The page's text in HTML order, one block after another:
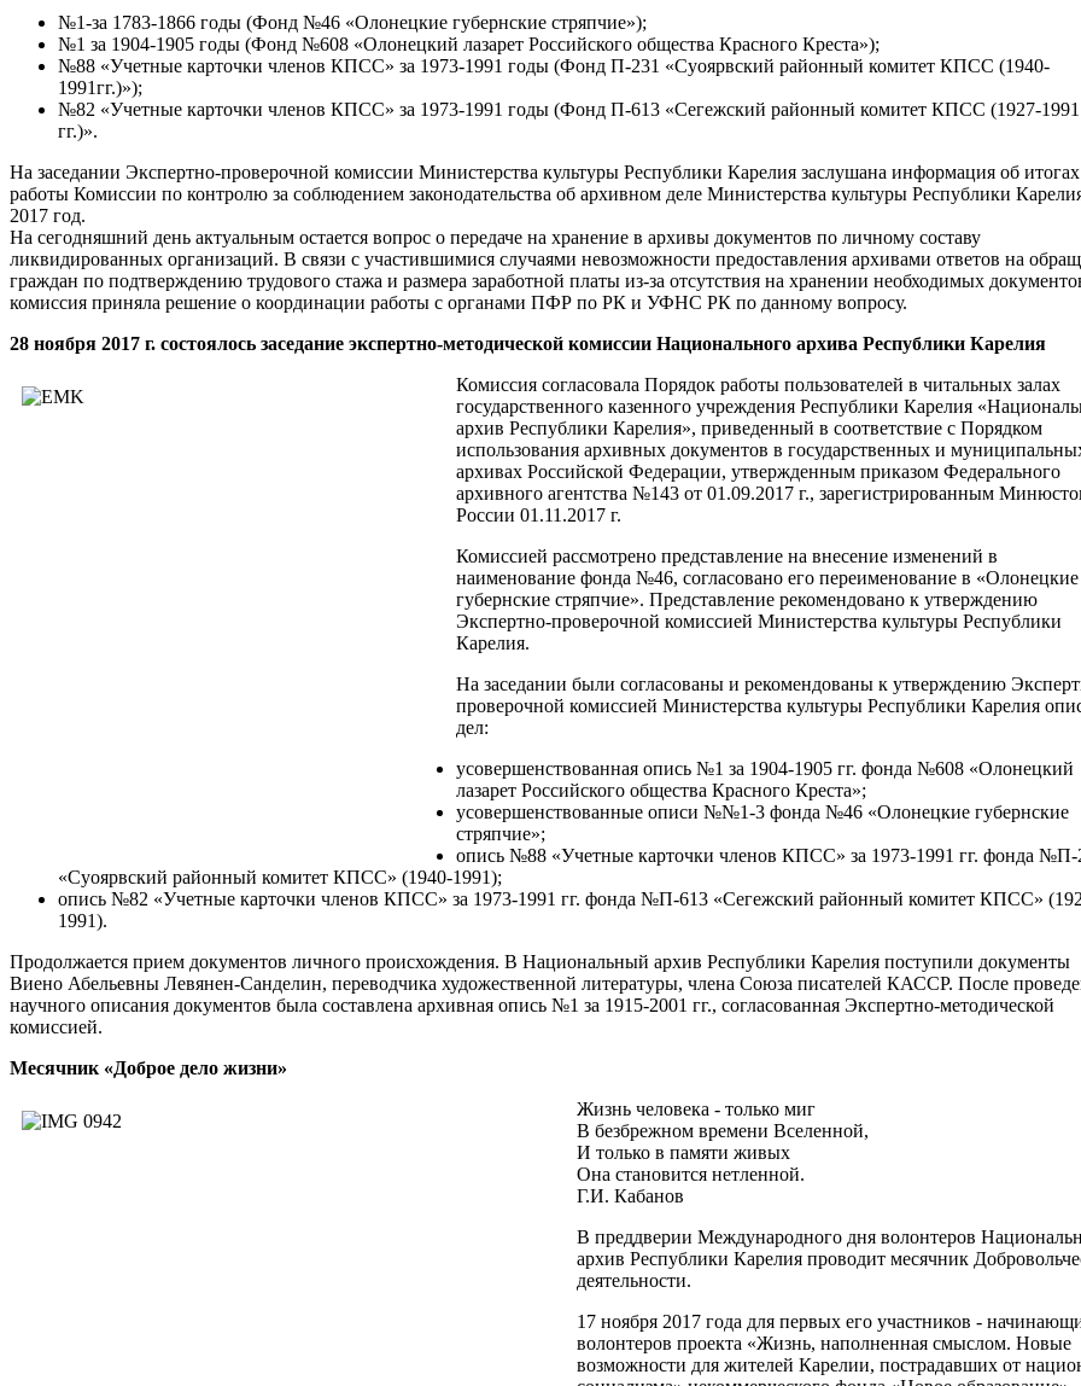
№1-за 1783-1866 годы (Фонд №46 «Олонецкие губернские стряпчие»);
№1 за 1904-1905 годы (Фонд №608 «Олонецкий лазарет Российского общества Красного Креста»);
№88 «Учетные карточки членов КПСС» за 1973-1991 годы (Фонд П-231 «Суоярвский районный комитет КПСС (1940-
1991гг.)»);
№82 «Учетные карточки членов КПСС» за 1973-1991 годы (Фонд П-613 «Сегежский районный комитет КПСС (1927-1991
гг.)».
На заседании Экспертно-проверочной комиссии Министерства культуры Республики Карелия заслушана информация об итогах
работы Комиссии по контролю за соблюдением законодательства об архивном деле Министерства культуры Республики
2017 год.
На сегодняшний день актуальным остается вопрос о передаче на хранение в архивы документов по личному составу
ликвидированных организаций. В связи с участившимися случаями невозможности предоставления архивами ответов на
граждан по подтверждению трудового стажа и размера заработной платы из-за отсутствия на хранении необходимых
комиссия приняла решение о координации работы с органами ПФР по РК и УФНС РК по данному вопросу.
28 ноября 2017 г. состоялось заседание экспертно-методической комиссии Национального архива Республики Карелия
Комиссия согласовала Порядок работы пользователей в читальных залах
государственного казенного учреждения Республики Карелия
архив Республики Карелия», приведенный в соответствие с Порядком
использования архивных документов в государственных и
архивах Российской Федерации, утвержденным приказом Федерального
архивного агентства №143 от 01.09.2017 г., зарегистрированным
России 01.11.2017 г.
Комиссией рассмотрено представление на внесение изменений в
наименование фонда №46, согласовано его переименование в «Олонецкие
губернские стряпчие». Представление рекомендовано к утверждению
Экспертно-проверочной комиссией Министерства культуры Республики
Карелия.
На заседании были согласованы и рекомендованы к утверждению
проверочной комиссией Министерства культуры Республики Карелия
дел:
усовершенствованная опись №1 за 1904-1905 гг. фонда №608 «Олонецкий
лазарет Российского общества Красного Креста»;
усовершенствованные описи №№1-3 фонда №46 «Олонецкие губернские
стряпчие»;
опись №88 «Учетные карточки членов КПСС» за 1973-1991 гг. фонда №П-
«Суоярвский районный комитет КПСС» (1940-1991);
опись №82 «Учетные карточки членов КПСС» за 1973-1991 гг. фонда №П-613 «Сегежский районный комитет КПСС»
1991).
Продолжается прием документов личного происхождения. В Национальный архив Республики Карелия поступили документы
Виено Абельевны Левянен-Санделин, переводчика художественной литературы, члена Союза писателей КАССР. После
научного описания документов была составлена архивная опись №1 за 1915-2001 гг., согласованная Экспертно-методической
комиссией.
Месячник «Доброе дело жизни»
Жизнь человека - только миг
В безбрежном времени Вселенной,
И только в памяти живых
Она становится нетленной.
Г.И. Кабанов
В преддверии Международного дня волонтеров
архив Республики Карелия проводит месячник
деятельности.
17 ноября 2017 года для первых его участников -
волонтеров проекта «Жизнь, наполненная смыслом. Новые
возможности для жителей Карелии, пострадавших от